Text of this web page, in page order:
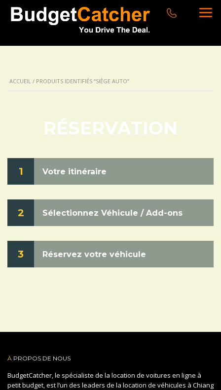
ACCUEIL / PRODUITS IDENTIFIÉS “SIÈGE AUTO”
RÉSERVATION
1 Votre itinéraire
2 Sélectionnez Véhicule / Add-ons
3 Réservez votre véhicule
À PROPOS DE NOUS
BudgetCatcher, le spécialiste de la location de voitures en ligne à
petit budget, est l’un des leaders de la location de véhicules à Chiang